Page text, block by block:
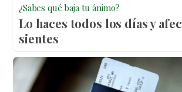
¿Sabes qué baja tu ánimo?
Lo haces todos los días y
sientes